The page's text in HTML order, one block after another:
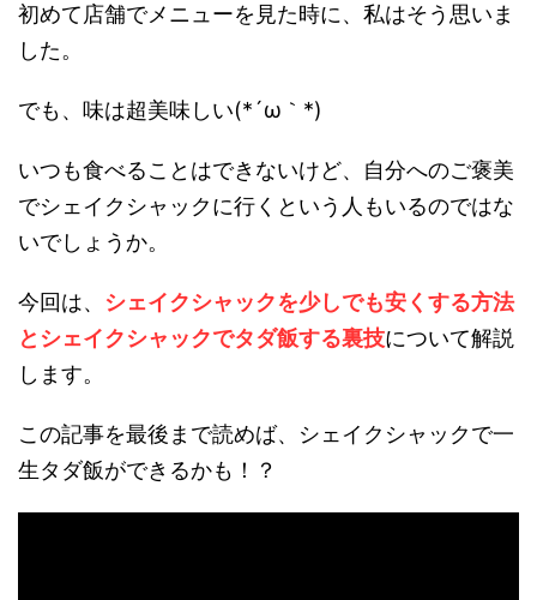
初めて店舗でメニューを見た時に、私はそう思いま
した。
でも、味は超美味しい(*´ω｀*)
いつも食べることはできないけど、自分へのご褒美
でシェイクシャックに行くという人もいるのではな
いでしょうか。
今回は、 シェイクシャックを少しでも安くする方法
とシェイクシャックでタダ飯する裏技について解説
します。
この記事を最後まで読めば、シェイクシャックで一
生タダ飯ができるかも！？